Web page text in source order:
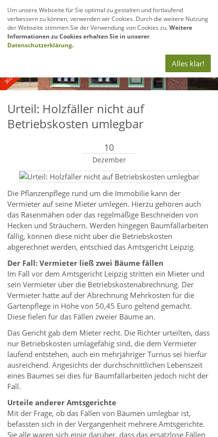
360° - und Luftbildaufnahmen
Urteil: Holzfäller nicht auf
Betriebskosten umlegbar
10
Dezember
Die Pflanzenpflege rund um die Immobilie kann der
Vermieter auf seine Mieter umlegen. Hierzu gehören auch
das Rasenmähen oder das regelmäßige Beschneiden von
Hecken und Sträuchern. Werden hingegen Baumfällarbeiten
fällig, können diese nicht über die Betriebskosten
abgerechnet werden, entschied das Amtsgericht Leipzig.
Der Fall: Vermieter ließ zwei Bäume fällen
Im Fall vor dem Amtsgericht Leipzig stritten ein Mieter und
sein Vermieter über die Betriebskostenabrechnung. Der
Vermieter hatte auf der Abrechnung Mehrkosten für die
Gartenpflege in Höhe von 50,45 Euro geltend gemacht.
Diese fielen für das Fällen zweier Bäume an.
Das Gericht gab dem Mieter recht. Die Richter urteilten, dass
nur Betriebskosten umlagefähig sind, die dem Vermieter
laufend entstehen, auch ein mehrjähriger Turnus sei hierfür
ausreichend. Angesichts der durchschnittlichen Lebenszeit
eines Baumes sei dies für Baumfällarbeiten jedoch nicht der
Fall.
Urteile anderer Amtsgerichte
Mit der Frage, ob das Fällen von Bäumen umlegbar ist,
befassten sich in der Vergangenheit mehrere Amtsgerichte.
Sie alle waren sich einig darüber, dass das ersatzlose Fällen
Um unsere Webseite für Sie optimal zu gestalten und fortlaufend
verbessern zu können, verwenden wir Cookies. Durch die weitere Nutzung
der Webseite stimmen Sie der Verwendung von Cookies zu.Weitere
Informationen zu Cookies erhalten Sie in unserer
Datenschutzerklärung.
Alles klar!